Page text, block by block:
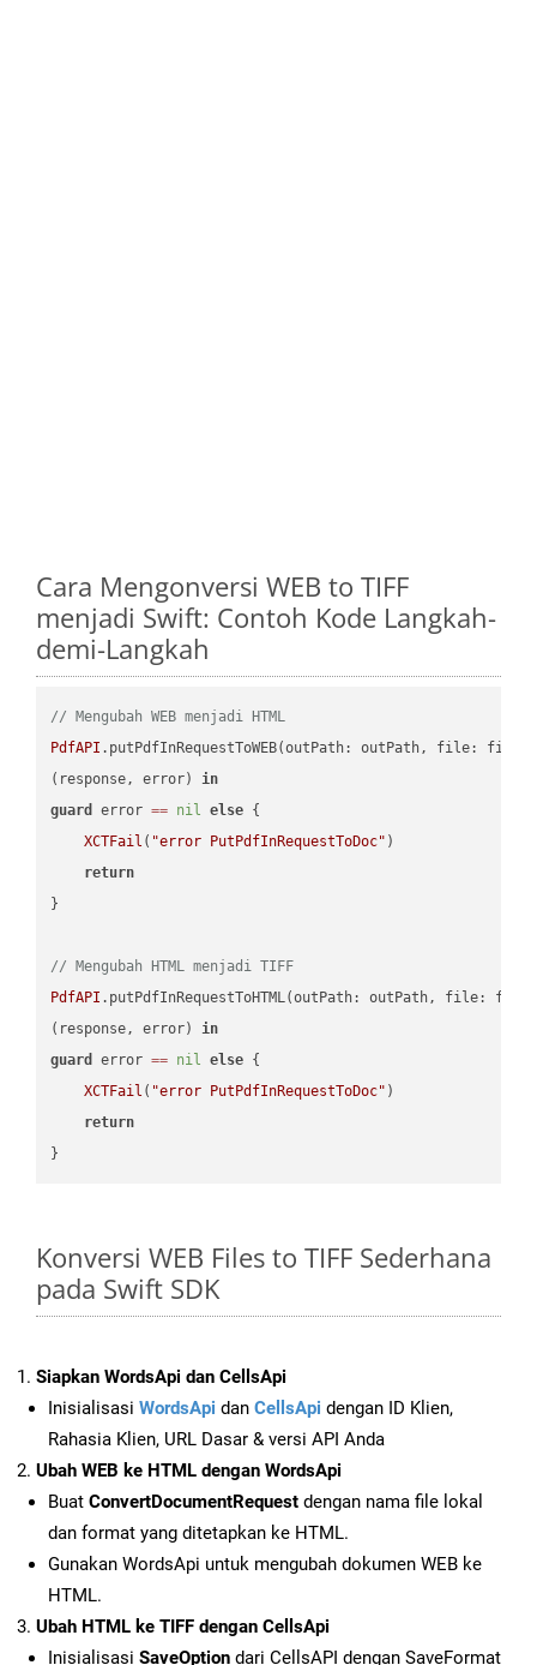
Cara Mengonversi WEB to TIFF
menjadi Swift: Contoh Kode Langkah-
demi-Langkah
// Mengubah WEB menjadi HTML
PdfAPI .putPdfInRequestToWEB(outPath: outPath, file: file.
(response, error) in
guard
error == nil else {
XCTFail ( "error PutPdfInRequestToDoc" )
return
}
// Mengubah HTML menjadi TIFF
PdfAPI .putPdfInRequestToHTML(outPath: outPath, file: file.
(response, error) in
guard
error == nil else {
XCTFail ( "error PutPdfInRequestToDoc" )
return
Konversi WEB Files to TIFF Sederhana
pada Swift SDK
Siapkan WordsApi dan CellsApi
Inisialisasi WordsApi dan CellsApi dengan ID Klien,
Rahasia Klien, URL Dasar & versi API Anda
Ubah WEB ke HTML dengan WordsApi
Buat ConvertDocumentRequest dengan nama file lokal
dan format yang ditetapkan ke HTML.
Gunakan WordsApi untuk mengubah dokumen WEB ke
HTML.
Ubah HTML ke TIFF dengan CellsApi
Inisialisasi SaveOption dari CellsAPI dengan SaveFormat